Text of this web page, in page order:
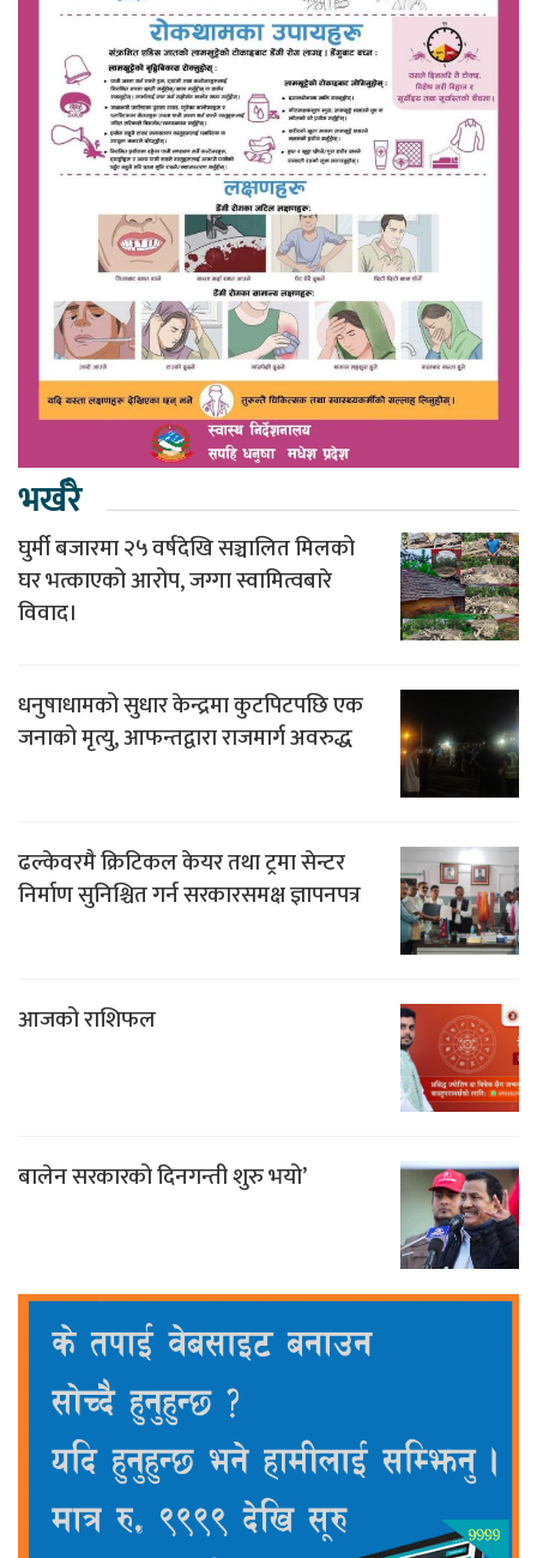
भर्खरै
घुर्मी बजारमा २५ वर्षदेखि सञ्चालित मिलको
घर भत्काएको आरोप, जग्गा स्वामित्वबारे
विवाद।
धनुषाधामको सुधार केन्द्रमा कुटपिटपछि एक
जनाको मृत्यु, आफन्तद्वारा राजमार्ग अवरुद्ध
ढल्केवरमै क्रिटिकल केयर तथा ट्रमा सेन्टर
निर्माण सुनिश्चित गर्न सरकारसमक्ष ज्ञापनपत्र
आजको राशिफल
बालेन सरकारको दिनगन्ती शुरु भयो’